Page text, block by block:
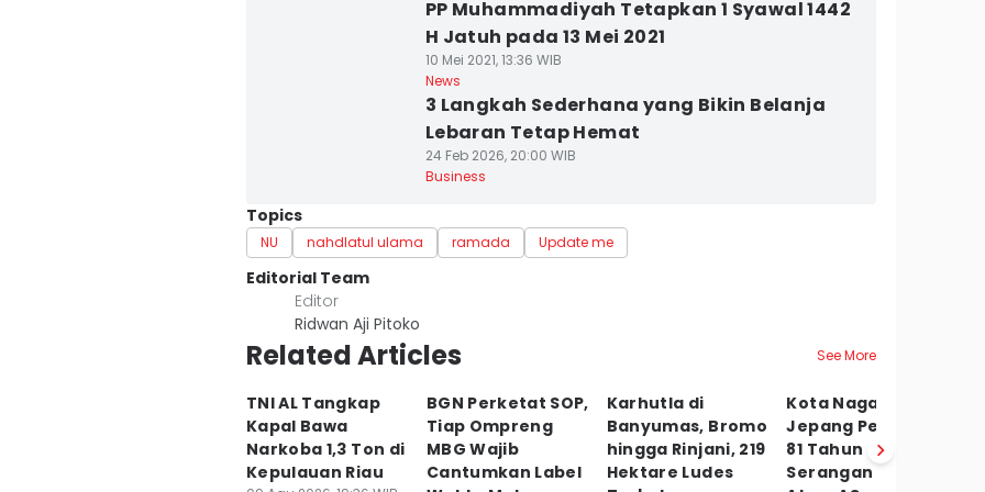
PP Muhammadiyah Tetapkan 1 Syawal 1442
H Jatuh pada 13 Mei 2021
10 Mei 2021, 13:36 WIB
News
3 Langkah Sederhana yang Bikin Belanja
Lebaran Tetap Hemat
24 Feb 2026, 20:00 WIB
Business
Topics
NU nahdlatul ulama ramada Update me
Editorial Team
Editor
Ridwan Aji Pitoko
Related Articles See More
TNI AL Tangkap
Kapal Bawa
Narkoba 1,3 Ton di
Kepulauan Riau
BGN Perketat SOP,
Tiap Ompreng
MBG Wajib
Cantumkan Label
Karhutla di
Banyumas, Bromo
hingga Rinjani, 219
Hektare Ludes
Kota Nagasaki
Jepang Peringati
81 Tahun
Serangan Bom